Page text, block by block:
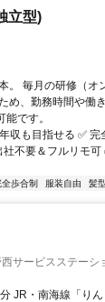
立型)
。 毎月の研修（オ
め、勤務時間や働
です。
収も目指せる ✅
不要＆フルリモ可
全歩合制 服装自由 髪
サービスステーシ
JR・南海線「り